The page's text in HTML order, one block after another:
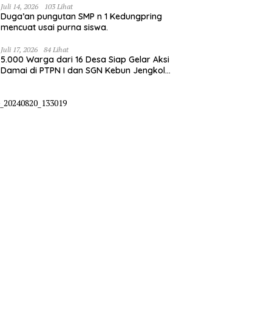
Juli 14, 2026 103 Lihat
Duga’an pungutan SMP n 1 Kedungpring
mencuat usai purna siswa.
Juli 17, 2026 84 Lihat
5.000 Warga dari 16 Desa Siap Gelar Aksi
Damai di PTPN I dan SGN Kebun Jengkol,